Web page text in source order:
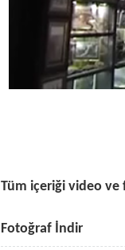
Tüm içeriği video
Fotoğraf İndir